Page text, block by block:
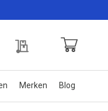
Merken Blog